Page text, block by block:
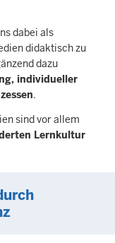
dabei als
didaktisch zu
dazu
individueller
.
sind vor allem
Lernkultur